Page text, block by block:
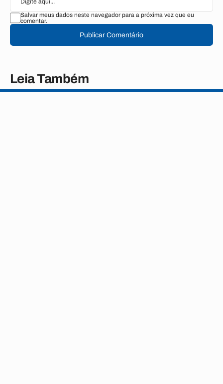
Salvar meus dados neste navegador para a próxima vez que eu
comentar.
Publicar Comentário
Leia Também